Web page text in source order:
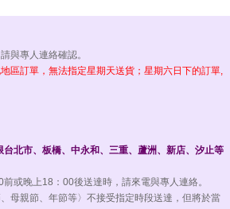
與專人連絡確認。
區訂單，無法指定星期天送貨；星期六日下的訂單,
北市、板橋、中永和、三重、蘆洲、新店、汐止等
或晚上18：00後送達時，請來電與專人連絡。
母親節、年節等〉不接受指定時段送達，但將於當